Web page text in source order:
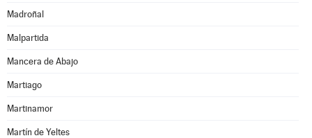
Madroñal
Malpartida
Mancera de Abajo
Martiago
Martinamor
Martín de Yeltes